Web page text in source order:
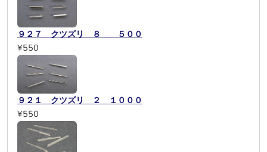
９２７ クツズリ ８ ５００
¥550
９２１ クツズリ ２ １０００
¥550